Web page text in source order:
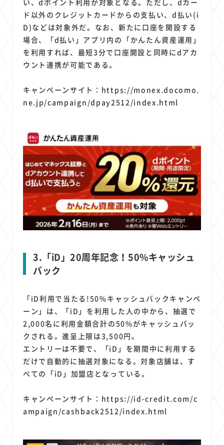
ド以外のクレジットカードからの支払い、d払い(i
D)などは対象外だ。なお、新たに口座を開設する
場合、「d払い」アプリ内の「かんたん資産運用」
を利用すれば、最短3分で口座開設と同時にdアカ
ウント連携が可能である。
キャンペーンサイト： https://monex.docomo.
ne.jp/campaign/dpay2512/index.html
3.「iD」20周年記念！50%キャッシュ
バック
「iD利用で当たる!50%キャッシュバックキャンペ
ーン」は、「iD」を利用した人の中から、抽選で
2,000名に利用金額合計の50%がキャッシュバッ
クされる。進呈上限は3,500円。
エントリーは不要で、「iD」を期間中に利用する
だけで自動的に抽選対象になる。対象店舗は、す
べての「iD」加盟店となっている。
キャンペーンサイト： https://id-credit.com/c
ampaign/cashback2512/index.html